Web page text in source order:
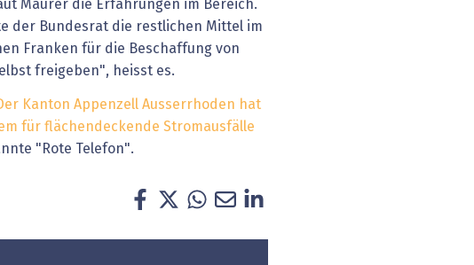
Maurer die Erfahrungen im Bereich.
der Bundesrat die restlichen Mittel im
Franken für die Beschaffung von
freigeben", heisst es.
Kanton Appenzell Ausserrhoden hat
für flächendeckende Stromausfälle
"Rote Telefon".